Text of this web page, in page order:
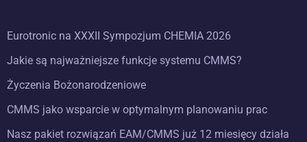
Eurotronic na XXXII Sympozjum CHEMIA 2026
Jakie są najważniejsze funkcje systemu CMMS?
Życzenia Bożonarodzeniowe
CMMS jako wsparcie w optymalnym planowaniu prac
Nasz pakiet rozwiązań EAM/CMMS już 12 miesięcy działa